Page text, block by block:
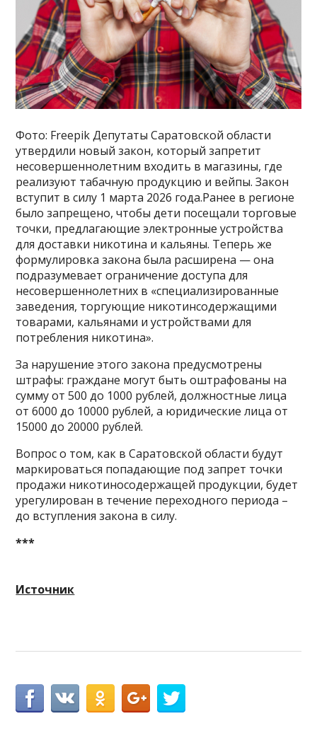
Фото: Freepik Депутаты Саратовской области
утвердили новый закон, который запретит
несовершеннолетним входить в магазины, где
реализуют табачную продукцию и вейпы. Закон
вступит в силу 1 марта 2026 года.Ранее в регионе
было запрещено, чтобы дети посещали торговые
точки, предлагающие электронные устройства
для доставки никотина и кальяны. Теперь же
формулировка закона была расширена — она
подразумевает ограничение доступа для
несовершеннолетних в «специализированные
заведения, торгующие никотинсодержащими
товарами, кальянами и устройствами для
потребления никотина».
За нарушение этого закона предусмотрены
штрафы: граждане могут быть оштрафованы на
сумму от 500 до 1000 рублей, должностные лица
от 6000 до 10000 рублей, а юридические лица от
15000 до 20000 рублей.
Вопрос о том, как в Саратовской области будут
маркироваться попадающие под запрет точки
продажи никотиносодержащей продукции, будет
урегулирован в течение переходного периода –
до вступления закона в силу.
***
Источник